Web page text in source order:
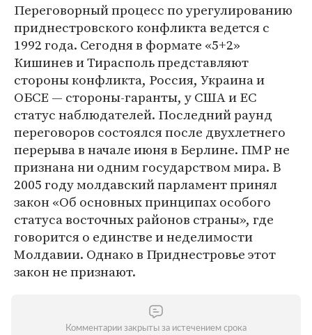
Переговорный процесс по урегулированию
приднестровского конфликта ведется с
1992 года. Сегодня в формате «5+2»
Кишинев и Тирасполь представляют
стороны конфликта, Россия, Украина и
ОБСЕ — стороны-гаранты, у США и ЕС
статус наблюдателей. Последний раунд
переговоров состоялся после двухлетнего
перерыва в начале июня в Берлине. ПМР не
признана ни одним государством мира. В
2005 году молдавский парламент принял
закон «Об основных принципах особого
статуса восточных районов страны», где
говорится о единстве и неделимости
Молдавии. Однако в Приднестровье этот
закон не признают.
Комментарии закрыты за истечением срока